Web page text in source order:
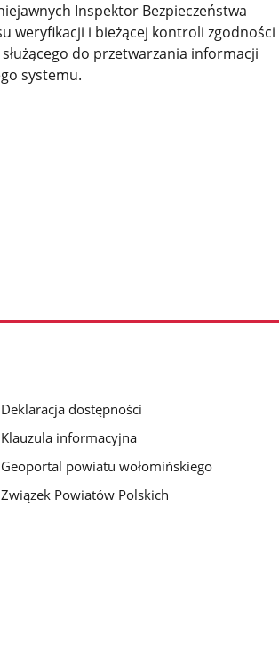
Inspektor Bezpieczeństwa
weryfikacji i bieżącej kontroli zgodności
do przetwarzania informacji
systemu.
Deklaracja dostępności
Klauzula informacyjna
Geoportal powiatu wołomińskiego
Związek Powiatów Polskich